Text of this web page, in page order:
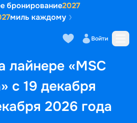
бронирование2027
миль каждому
Войти
лайнере «MSC
с 19 декабря
2026 года
Выбор кают Маршрут и